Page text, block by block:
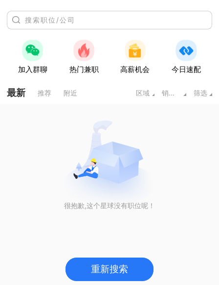
加入群聊 热门兼职 高薪机会 今日速配
最新 推荐 附近 区域 销售/客服/技术支持 筛选
很抱歉,这个星球没有职位呢！
重新搜索